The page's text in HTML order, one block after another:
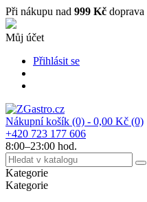
Při nákupu nad 999 Kč doprava
Můj účet
Přihlásit se
Nákupní košík (0) - 0,00 Kč (0)
+420 723 177 606
8:00–23:00 hod.
Kategorie
Kategorie